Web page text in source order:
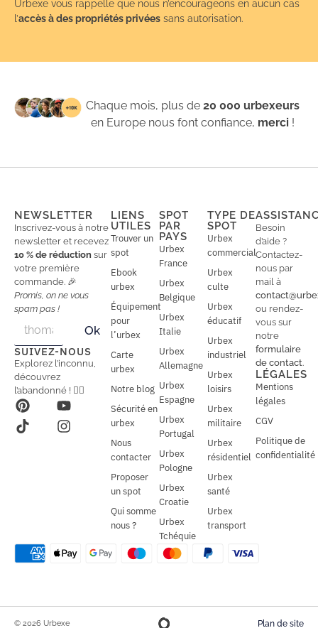
Urbexe vous rappelle que nous n’encourageons en aucun cas
l’accès à des propriétés privées sans autorisation.
Chaque mois, plus de20 000 urbexeurs
en Europe nous font confiance, merci !
NEWSLETTER
Inscrivez-vous à notre
newsletter et recevez
10 % de réduction sur
votre première
commande. 🎉
Promis, on ne vous
spam pas !
a
i
l
a
i
l
*
Ok
SUIVEZ-NOUS
Explorez l’inconnu,
découvrez
l’abandonné ! 🕵️‍♂️
LIENS
UTILES
Trouver un
spot
Ebook
urbex
Équipement
pour
l’urbex
Carte
urbex
Notre blog
Sécurité en
urbex
Nous
contacter
Proposer
un spot
Qui somme
nous ?
SPOT
PAR
PAYS
Urbex
France
Urbex
Belgique
Urbex
Italie
Urbex
Allemagne
Urbex
Espagne
Urbex
Portugal
Urbex
Pologne
Urbex
Croatie
Urbex
Tchéquie
TYPE DE
SPOT
Urbex
commercial
Urbex
culte
Urbex
éducatif
Urbex
industriel
Urbex
loisirs
Urbex
militaire
Urbex
résidentiel
Urbex
santé
Urbex
transport
Besoin
d’aide ?
Contactez-
nous par
mail à
ou rendez-
vous sur
notre
formulaire
de contact.
LÉGALES
Mentions
légales
CGV
Politique de
confidentialité
© 2026 Urbexe Plan de site